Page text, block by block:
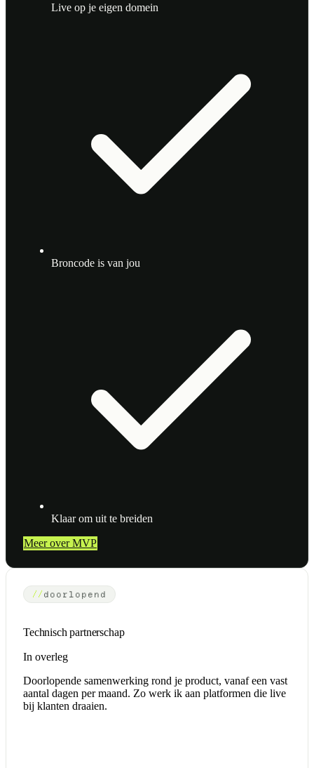
Live op je eigen domein
Broncode is van jou
Klaar om uit te breiden
Meer over MVP
doorlopend
Technisch partnerschap
In overleg
Doorlopende samenwerking rond je product, vanaf een vast
aantal dagen per maand. Zo werk ik aan platformen die live
bij klanten draaien.